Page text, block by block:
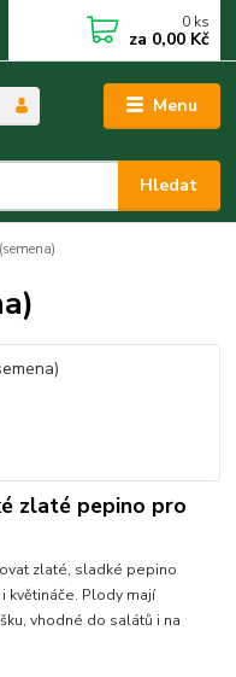
Menu
Hledat
0 ks
za 0,00 Kč
zlaté pepino pro
zlaté, sladké pepino
květináče. Plody mají
vhodné do salátů i na